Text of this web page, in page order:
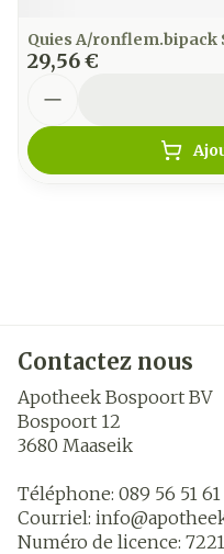
Quies A/ronflem.bipack
29,56 €
Contactez nous
Apotheek Bospoort BV
Bospoort 12
3680 Maaseik
Téléphone: 089 56 51 61
Courriel: info@
Numéro de licence: